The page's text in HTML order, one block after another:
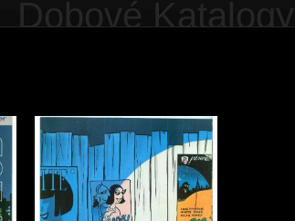
Dobové Katalogy